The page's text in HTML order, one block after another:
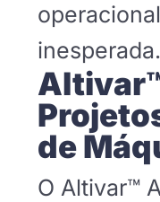
inesperada.
de
O Altivar™